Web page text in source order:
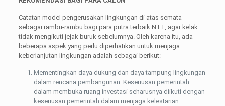
Catatan model pengerusakan lingkungan di atas semata
sebagai rambu-rambu bagi para putra terbaik NTT, agar kelak
tidak mengikuti jejak buruk sebelumnya. Oleh karena itu, ada
beberapa aspek yang perlu diperhatikan untuk menjaga
keberlanjutan lingkungan adalah sebagai berikut:
Mementingkan daya dukung dan daya tampung lingkungan
dalam rencana pembangunan. Keseriusan pemerintah
dalam membuka ruang investasi seharusnya diikuti dengan
keseriusan pemerintah dalam menjaga kelestarian